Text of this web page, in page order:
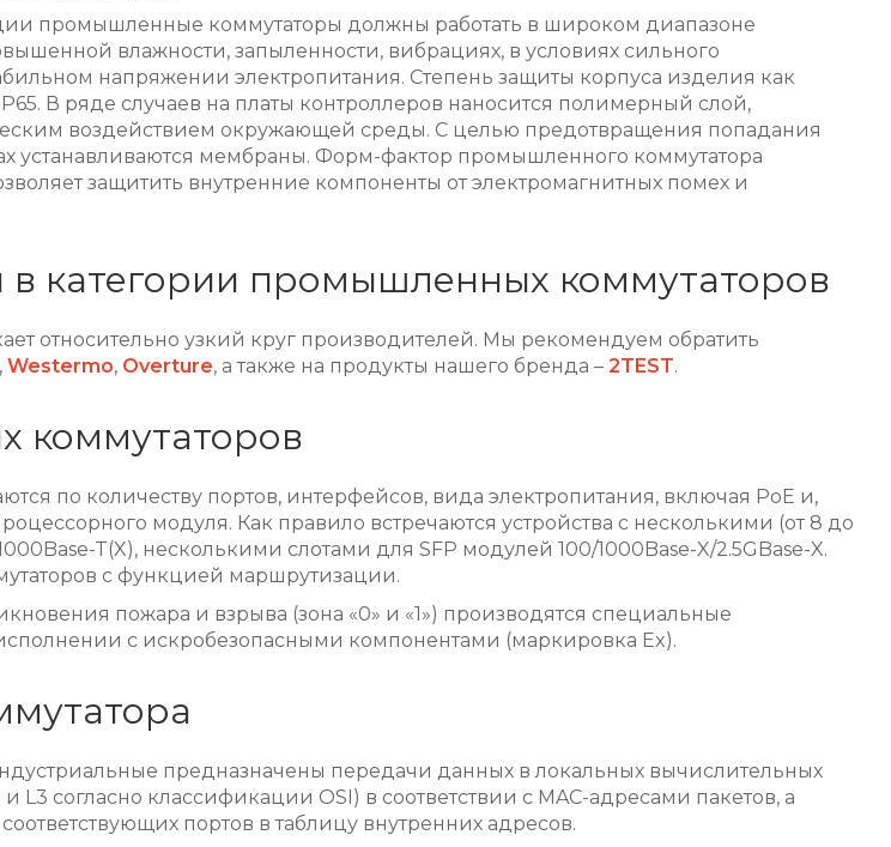
промышленные коммутаторы должны работать в широком диапазоне
влажности, запыленности, вибрациях, в условиях сильного
напряжении электропитания. Степень защиты корпуса изделия как
В ряде случаев на платы контроллеров наносится полимерный слой,
воздействием окружающей среды. С целью предотвращения попадания
устанавливаются мембраны. Форм-фактор промышленного коммутатора
защитить внутренние компоненты от электромагнитных помех и
категории промышленных коммутаторов
относительно узкий круг производителей. Мы рекомендуем обратить
, Westermo, Overture, а также на продукты нашего бренда – 2TEST.
коммутаторов
по количеству портов, интерфейсов, вида электропитания, включая PoE и,
модуля. Как правило встречаются устройства с несколькими (от 8 до
T(X), несколькими слотами для SFP модулей 100/1000Base-X/2.5GBase-X.
с функцией маршрутизации.
пожара и взрыва (зона «0» и «1») производятся специальные
с искробезопасными компонентами (маркировка Ex).
предназначены передачи данных в локальных вычислительных
L3 согласно классификации OSI) в соответствии с MAC-адресами пакетов, а
портов в таблицу внутренних адресов.